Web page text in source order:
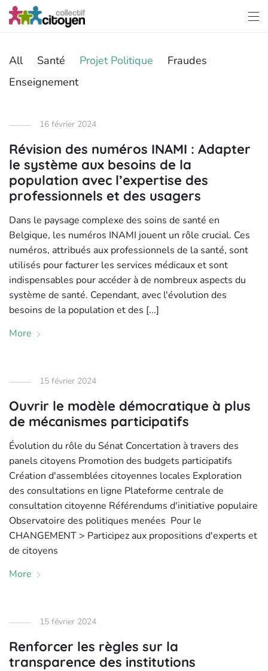
All Santé Projet Politique
Fraudes
Enseignement
16 février 2024
Révision des numéros INAMI : Adapter
le système aux besoins de la
population avec l’expertise des
professionnels et des usagers
Dans le paysage complexe des soins de santé en
Belgique, les numéros INAMI jouent un rôle crucial. Ces
numéros, attribués aux professionnels de la santé, sont
utilisés pour facturer les services médicaux et sont
indispensables pour accéder à de nombreux aspects du
système de santé. Cependant, avec l'évolution des
besoins de la population et des [...]
More
15 février 2024
Ouvrir le modèle démocratique à plus
de mécanismes participatifs
Évolution du rôle du Sénat Concertation à travers des
panels citoyens Promotion des budgets participatifs
Création d'assemblées citoyennes locales Exploration
des consultations en ligne Plateforme centrale de
consultation citoyenne Référendums d'initiative populaire
Observatoire des politiques menées Pour le
CHANGEMENT > Participez aux propositions d'experts et
de citoyens
More
15 février 2024
Renforcer les règles sur la
transparence des institutions